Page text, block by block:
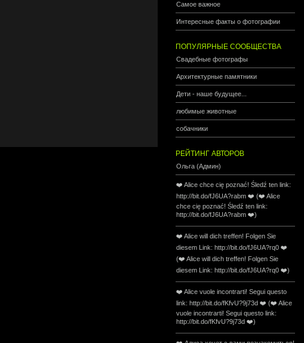
Самое важное
Интересные факты о фотографии
ПОПУЛЯРНЫЕ СООБЩЕСТВА
Свадебные фотографы
Архитектурные памятники
Дети - наше будущее...
любимые животные
собачники
РЕЙТИНГ АВТОРОВ
Ольга (Админ)
❤️ Alice chce cię poznać! Śledź ten link:
http://bit.do/fJ6UA?rabm ❤️ (❤️ Alice
chce cię poznać! Śledź ten link:
http://bit.do/fJ6UA?rabm ❤️)
❤️ Alice will dich treffen! Folgen Sie
diesem Link: http://bit.do/fJ6UA?rq0 ❤️
(❤️ Alice will dich treffen! Folgen Sie
diesem Link: http://bit.do/fJ6UA?rq0 ❤️)
❤️ Alice vuole incontrarti! Segui questo
link: http://bit.do/fKfvU?9j73d ❤️ (❤️ Alice
vuole incontrarti! Segui questo link:
http://bit.do/fKfvU?9j73d ❤️)